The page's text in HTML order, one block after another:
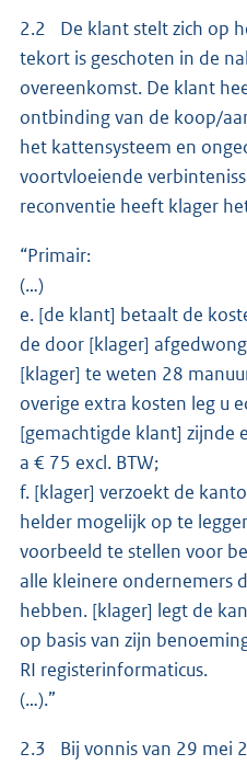
2.2 De klant stelt zich op
tekort is geschoten in de
overeenkomst. De klant
ontbinding van de koop/
het kattensysteem en
voortvloeiende
reconventie heeft klager
“Primair:
(…)
e. [de klant] betaalt de
de door [klager]
[klager] te weten 28
overige extra kosten leg u
[gemachtigde klant] zijnde
a € 75 excl. BTW;
f. [klager] verzoekt de
helder mogelijk op te
voorbeeld te stellen voor
alle kleinere ondernemers
hebben. [klager] legt de
op basis van zijn
RI registerinformaticus.
(…).”
2.3 Bij vonnis van 29 mei